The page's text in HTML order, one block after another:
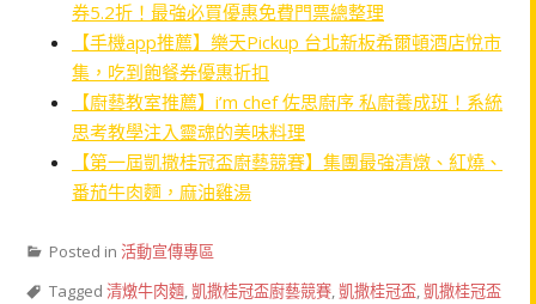
券5.2折！最強必買優惠免費門票總整理
【手機app推薦】樂天Pickup 台北新板希爾頓酒店悅市
集，吃到飽餐券優惠折扣
【廚藝教室推薦】i’m chef 佐思廚序 私廚養成班！系統
思考教學注入靈魂的美味料理
【第一屆凱撒桂冠盃廚藝競賽】集團最強清燉、紅燒、
番茄牛肉麵，麻油雞湯
Posted in 活動宣傳專區
Tagged 清燉牛肉麵,凱撒桂冠盃廚藝競賽,凱撒桂冠盃,凱撒桂冠盃